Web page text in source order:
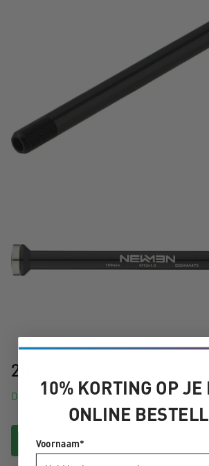
20,-
Direct uit voorraad leverbaar
In winkelwagen
10% KORTING OP JE
ONLINE
Voornaam*